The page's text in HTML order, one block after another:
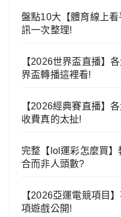
盤點10大【體育線上
訊一次整理!
【2026世界盃直播】
界盃轉播這裡看!
【2026經典賽直播】
收費真的太扯!
完整【lol運彩怎麼買】
合而非人頭數?
【2026亞運電競項目
項遊戲公開!